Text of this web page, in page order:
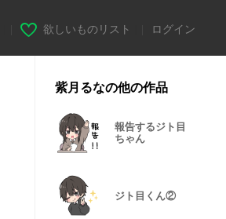
欲しいものリスト ログイン
紫月るなの他の作品
報告するジト目
ちゃん
ジト目くん②